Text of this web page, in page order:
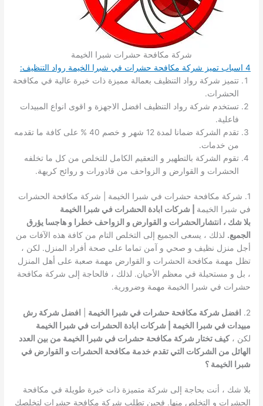
شركة مكافحة حشرات شبرا الخيمة
4 اسباب تميز شركة مكافحة حشرات في شبرا الخيمة رواد التنظيف:
تتميز شركة رواد التنظيف بعمالة مميزة ذات خبرة عالية في مكافحة
الحشرات.
تستخدم شركة رواد التنظيف افضل الاجهزة و اقوى انواع المبيدات
فاعلية.
تقدم الشركة ضمانا لمدة 12 شهر و خصم 40 % على كافة ما تقدمه
من خدمات.
تقوم الشركة بالتطهير و التعقيم الكامل للتخلص من كل ما تخلفه
الحشرات و القوارض و الزواحف من قاذورات و روائح كريهة.
1. شركة مكافحة حشرات في شبرا الخيمة | شركة مكافحة الحشرات
في شبرا الخيمة | شركات ابادة الحشرات في شبرا الخيمة
بلا شك ، انتشارالحشرات و القوارض و الزواحف خطرا و هاجسا يؤرق
الجميع. لذلك ، يسعى الجميع إلى التخلص التام من كافة هذه الآفات من
أجل منزل نظيف و صحي و آمن تماما على صحة أفراد المنزل. لكن ،
تظل مهمة مكافحة الحشرات و القوارض مهمة صعبة على أهل المنزل
، بل و مستحيلة في معظم الأحيان. لذلك ، فالحاجة إلى شركة مكافحة
حشرات في شبرا الخيمة مهمة وضرورية.
2. افضل شركة مكافحة حشرات في شبرا الخيمة
افضل شركة رش
مبيدات في شبرا الخيمة | شركات ابادة الحشرات في شبرا الخيمة
لكن ،كيف تختار شركة مكافحة حشرات في شبرا الخيمة من بين العدد
الهائل من الشركات التي تقدم خدمة مكافحة الحشرات و القوارض في
شبرا الخيمة ؟
بلا شك ، أنت بحاجة إلى شركة متميزة ذات خبرة طويلة في مكافحة
الحشرات و التخلص منها. فحين تطلب شركة مكافحة حشرات لتخلصك